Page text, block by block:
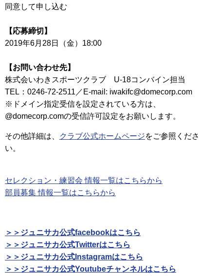
同意して申し込む
【応募締切】
2019年6月28日（金）18:00
【お問い合わせ先】
株式会いわきスポーツクラブ U-18コンバイン担当
TEL：0246-72-2511／E-mail: iwakifc@domecorp.com
※ドメイン指定受信を設定されている方は、
@domecorp.comの受信許可設定をお願いします。
その他詳細は、 クラブ公式ホームページをご参照くださ
い。
セレクション・練習会 情報一覧はこちらから
部員募集 情報一覧はこちらから
＞＞ジュニサカ公式facebookはこちら
＞＞ジュニサカ公式Twitterはこちら
＞＞ジュニサカ公式Instagramはこちら
＞＞ジュニサカ公式Youtubeチャンネルはこちら